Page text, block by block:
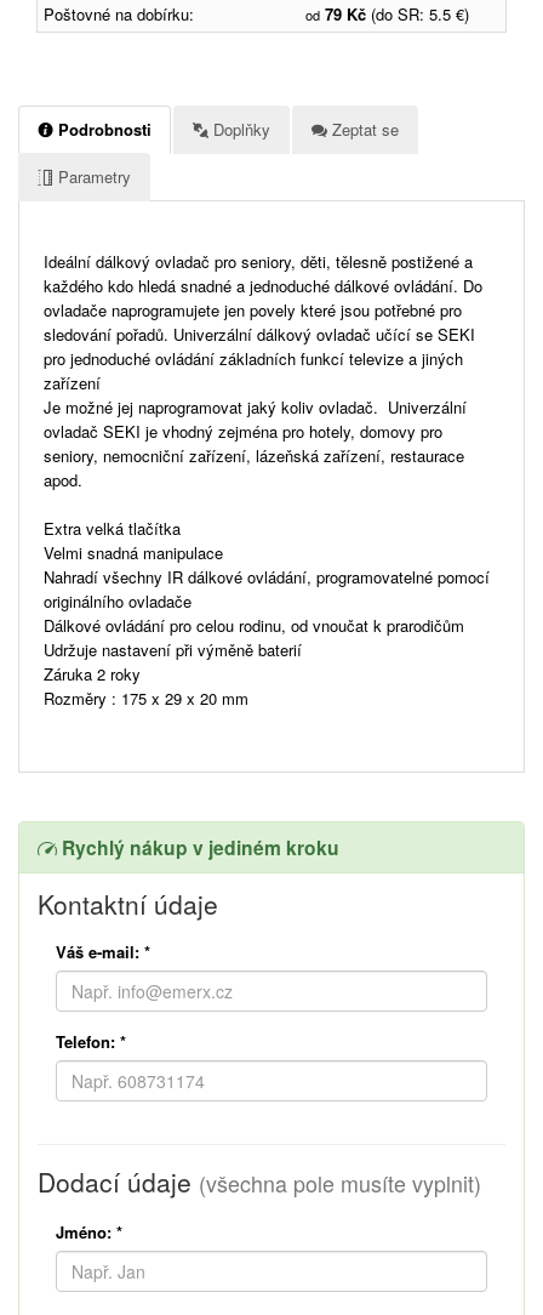
Poštovné na dobírku:
od 79 Kč (do SR: 5.5 €)
Podrobnosti Doplňky Zeptat se
Parametry
Ideální dálkový ovladač pro seniory, děti, tělesně postižené a
každého kdo hledá snadné a jednoduché dálkové ovládání. Do
ovladače naprogramujete jen povely které jsou potřebné pro
sledování pořadů. Univerzální dálkový ovladač učící se SEKI
pro jednoduché ovládání základních funkcí televize a jiných
zařízení
Je možné jej naprogramovat jaký koliv ovladač. Univerzální
ovladač SEKI je vhodný zejména pro hotely, domovy pro
seniory, nemocniční zařízení, lázeňská zařízení, restaurace
apod.
Extra velká tlačítka
Velmi snadná manipulace
Nahradí všechny IR dálkové ovládání, programovatelné pomocí
originálního ovladače
Dálkové ovládání pro celou rodinu, od vnoučat k prarodičům
Udržuje nastavení při výměně baterií
Záruka 2 roky
Rozměry : 175 x 29 x 20 mm
Rychlý nákup v jediném kroku
Kontaktní údaje
Váš e-mail: *
Telefon: *
Dodací údaje (všechna pole musíte vyplnit)
Jméno: *